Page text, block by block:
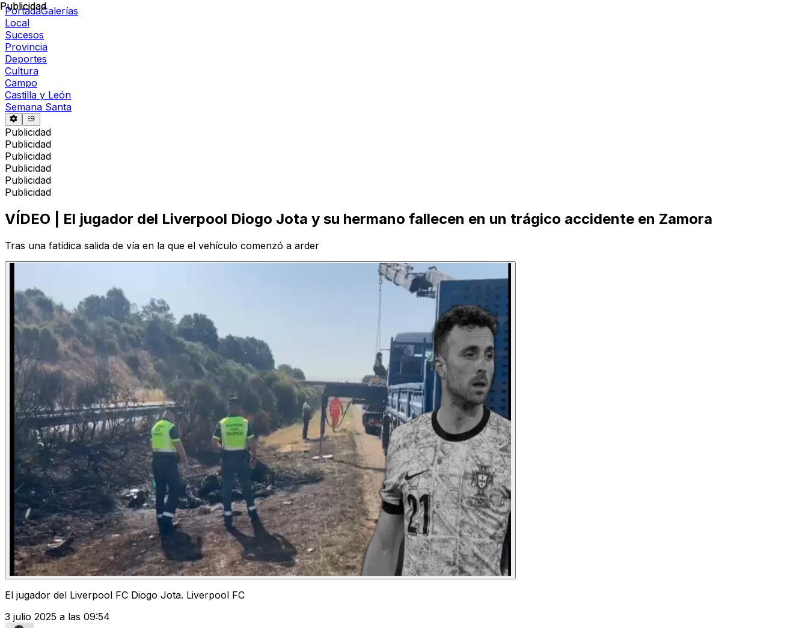
PortadaGalerías
Local
Sucesos
Provincia
Deportes
Cultura
Campo
Castilla y León
Semana Santa
Publicidad
Publicidad
Publicidad
Publicidad
Publicidad
Publicidad
Publicidad
VÍDEO | El jugador del Liverpool Diogo Jota y su hermano fallecen en un trágico accidente en Zamora
Tras una fatídica salida de vía en la que el vehículo comenzó a arder
El jugador del Liverpool FC Diogo Jota. Liverpool FC
3 julio 2025 a las 09:54
Publicidad